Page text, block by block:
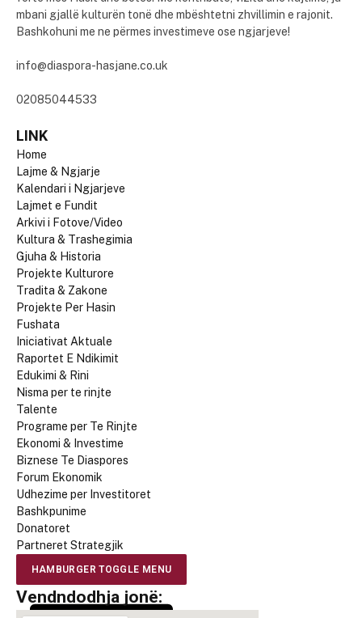
mbani gjallë kulturën tonë dhe mbështetni zhvillimin e rajonit.
Bashkohuni me ne përmes investimeve ose ngjarjeve!
info@diaspora-hasjane.co.uk
02085044533
LINK
Home
Lajme & Ngjarje
Kalendari i Ngjarjeve
Lajmet e Fundit
Arkivi i Fotove/Video
Kultura & Trashegimia
Gjuha & Historia
Projekte Kulturore
Tradita & Zakone
Projekte Per Hasin
Fushata
Iniciativat Aktuale
Raportet E Ndikimit
Edukimi & Rini
Nisma per te rinjte
Talente
Programe per Te Rinjte
Ekonomi & Investime
Biznese Te Diaspores
Forum Ekonomik
Udhezime per Investitoret
Bashkpunime
Donatoret
Partneret Strategjik
HAMBURGER TOGGLE MENU
Vendndodhja jonë: